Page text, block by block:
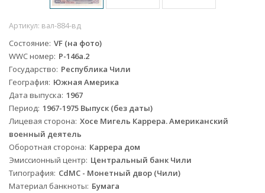
Артикул: вал-884-вд
Состояние VF (на фото)
WWC номер P-146a.2
Государство Республика Чили
География Южная Америка
Дата выпуска 1967
Период 1967-1975 Выпуск (без даты)
Лицевая сторона Хосе Мигель Каррера. Американский
военный деятель
Оборотная сторона Каррера дом
Эмиссионный центр Центральный банк Чили
Типография CdMC - Монетный двор (Чили)
Материал банкноты Бумага